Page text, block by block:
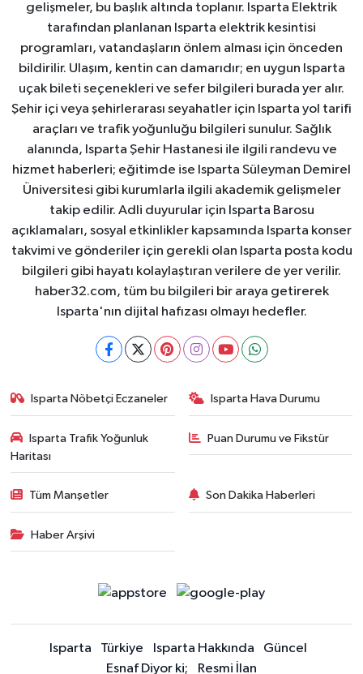
gelişmeler, bu başlık altında toplanır. Isparta Elektrik
tarafından planlanan Isparta elektrik kesintisi
programları, vatandaşların önlem alması için önceden
bildirilir. Ulaşım, kentin can damarıdır; en uygun Isparta
uçak bileti seçenekleri ve sefer bilgileri burada yer alır.
Şehir içi veya şehirlerarası seyahatler için Isparta yol tarifi
araçları ve trafik yoğunluğu bilgileri sunulur. Sağlık
alanında, Isparta Şehir Hastanesi ile ilgili randevu ve
hizmet haberleri; eğitimde ise Isparta Süleyman Demirel
Üniversitesi gibi kurumlarla ilgili akademik gelişmeler
takip edilir. Adli duyurular için Isparta Barosu
açıklamaları, sosyal etkinlikler kapsamında Isparta konser
takvimi ve gönderiler için gerekli olan Isparta posta kodu
bilgileri gibi hayatı kolaylaştıran verilere de yer verilir.
haber32.com, tüm bu bilgileri bir araya getirerek
Isparta'nın dijital hafızası olmayı hedefler.
Isparta Nöbetçi Eczaneler Isparta Hava Durumu
Isparta Trafik Yoğunluk
Haritası
Puan Durumu ve Fikstür
Tüm Manşetler Son Dakika Haberleri
Haber Arşivi
Isparta Türkiye Isparta Hakkında
Güncel
Esnaf Diyor ki;
Resmi İlan